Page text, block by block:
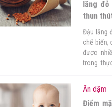
bố mẹ
lăng
thun
Đậu lăng
chế biến,
được
trong
nào cũng
lăng đỏ
miệng
Ăn dặm
Điểm